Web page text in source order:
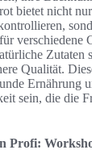
bietet nicht
verschiedene
Zutaten
Qualität.
Ernährung
sein, die die
Profi: